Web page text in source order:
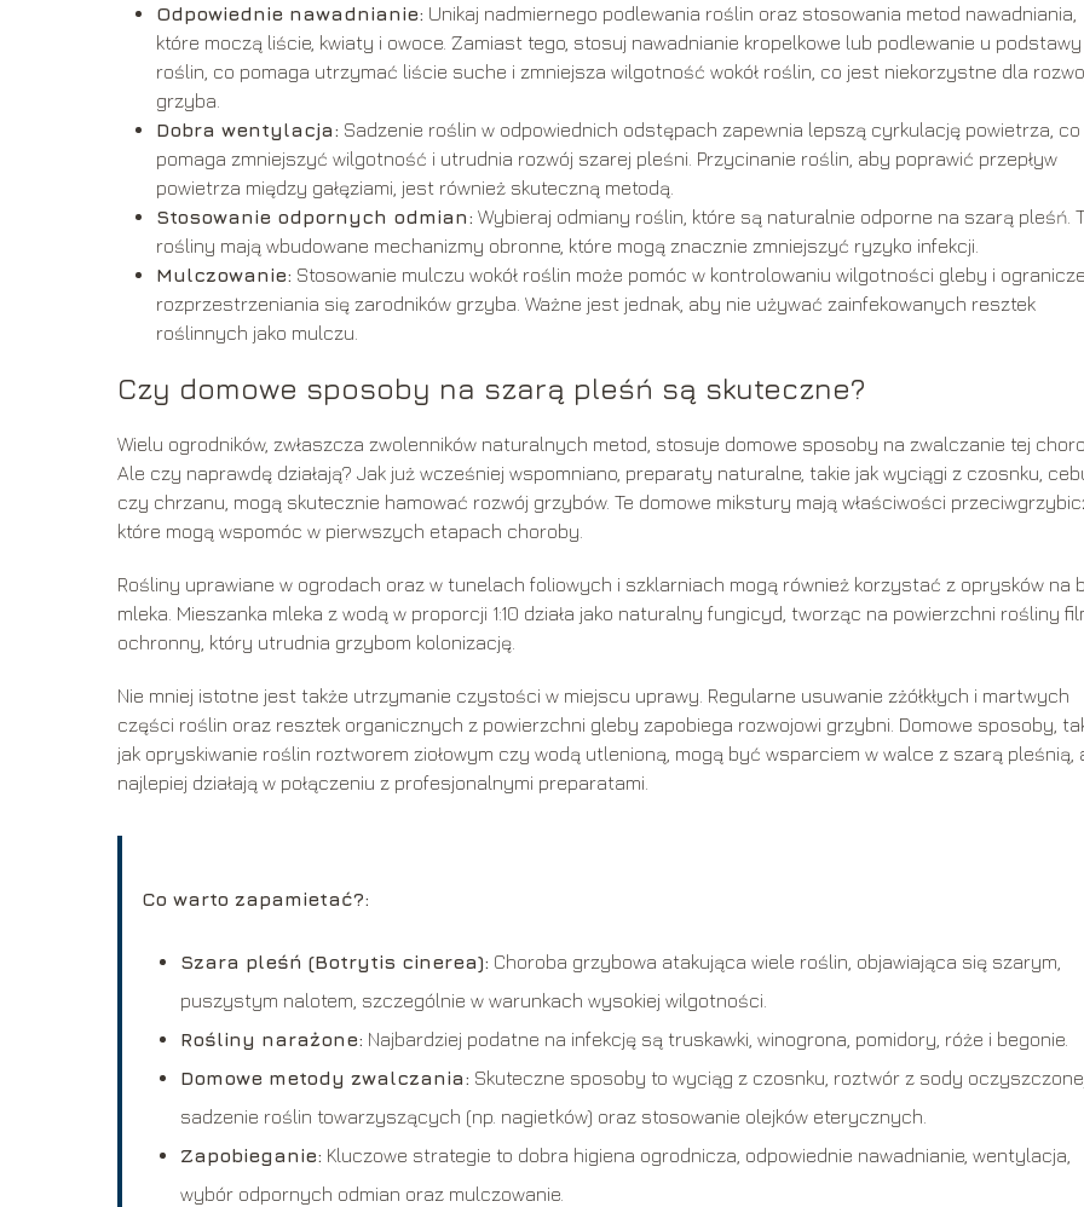
Odpowiednie nawadnianie: Unikaj nadmiernego podlewania roślin oraz stosowania metod nawadniania,
które moczą liście, kwiaty i owoce. Zamiast tego, stosuj nawadnianie kropelkowe lub podlewanie u podstawy
roślin, co pomaga utrzymać liście suche i zmniejsza wilgotność wokół roślin, co jest niekorzystne dla
grzyba.
Dobra wentylacja: Sadzenie roślin w odpowiednich odstępach zapewnia lepszą cyrkulację powietrza, co
pomaga zmniejszyć wilgotność i utrudnia rozwój szarej pleśni. Przycinanie roślin, aby poprawić przepływ
powietrza między gałęziami, jest również skuteczną metodą.
Stosowanie odpornych odmian: Wybieraj odmiany roślin, które są naturalnie odporne na szarą pleśń.
rośliny mają wbudowane mechanizmy obronne, które mogą znacznie zmniejszyć ryzyko infekcji.
Mulczowanie: Stosowanie mulczu wokół roślin może pomóc w kontrolowaniu wilgotności gleby i
rozprzestrzeniania się zarodników grzyba. Ważne jest jednak, aby nie używać zainfekowanych resztek
roślinnych jako mulczu.
Czy domowe sposoby na szarą pleśń są skuteczne?
Wielu ogrodników, zwłaszcza zwolenników naturalnych metod, stosuje domowe sposoby na zwalczanie tej
Ale czy naprawdę działają? Jak już wcześniej wspomniano, preparaty naturalne, takie jak wyciągi z czosnku,
czy chrzanu, mogą skutecznie hamować rozwój grzybów. Te domowe mikstury mają właściwości
które mogą wspomóc w pierwszych etapach choroby.
Rośliny uprawiane w ogrodach oraz w tunelach foliowych i szklarniach mogą również korzystać z oprysków na
mleka. Mieszanka mleka z wodą w proporcji 1:10 działa jako naturalny fungicyd, tworząc na powierzchni rośliny
ochronny, który utrudnia grzybom kolonizację.
Nie mniej istotne jest także utrzymanie czystości w miejscu uprawy. Regularne usuwanie zżółkłych i martwych
części roślin oraz resztek organicznych z powierzchni gleby zapobiega rozwojowi grzybni. Domowe sposoby,
jak opryskiwanie roślin roztworem ziołowym czy wodą utlenioną, mogą być wsparciem w walce z szarą pleśnią,
najlepiej działają w połączeniu z profesjonalnymi preparatami.
Co warto zapamietać?:
Szara pleśń (Botrytis cinerea): Choroba grzybowa atakująca wiele roślin, objawiająca się szarym,
puszystym nalotem, szczególnie w warunkach wysokiej wilgotności.
Rośliny narażone: Najbardziej podatne na infekcję są truskawki, winogrona, pomidory, róże i begonie.
Domowe metody zwalczania: Skuteczne sposoby to wyciąg z czosnku, roztwór z sody
sadzenie roślin towarzyszących (np. nagietków) oraz stosowanie olejków eterycznych.
Zapobieganie: Kluczowe strategie to dobra higiena ogrodnicza, odpowiednie nawadnianie, wentylacja,
wybór odpornych odmian oraz mulczowanie.